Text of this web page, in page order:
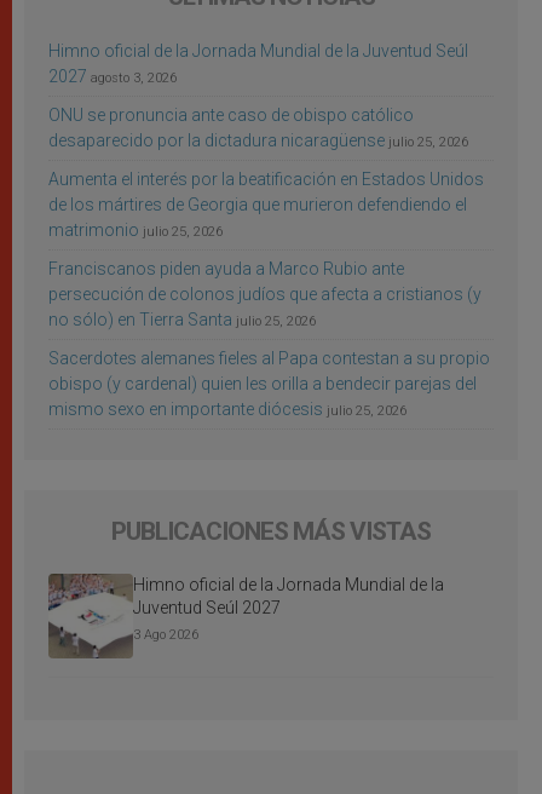
Himno oficial de la Jornada Mundial de la Juventud Seúl
2027 agosto 3, 2026
ONU se pronuncia ante caso de obispo católico
desaparecido por la dictadura nicaragüense julio 25, 2026
Aumenta el interés por la beatificación en Estados Unidos
de los mártires de Georgia que murieron defendiendo el
matrimonio julio 25, 2026
Franciscanos piden ayuda a Marco Rubio ante
persecución de colonos judíos que afecta a cristianos (y
no sólo) en Tierra Santa julio 25, 2026
Sacerdotes alemanes fieles al Papa contestan a su propio
obispo (y cardenal) quien les orilla a bendecir parejas del
mismo sexo en importante diócesis julio 25, 2026
PUBLICACIONES MÁS VISTAS
Himno oficial de la Jornada Mundial de la
Juventud Seúl 2027
3 Ago 2026